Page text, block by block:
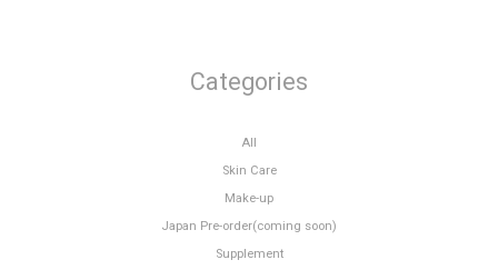
Categories
All
Skin Care
Make-up
Japan Pre-order(coming soon)
Supplement